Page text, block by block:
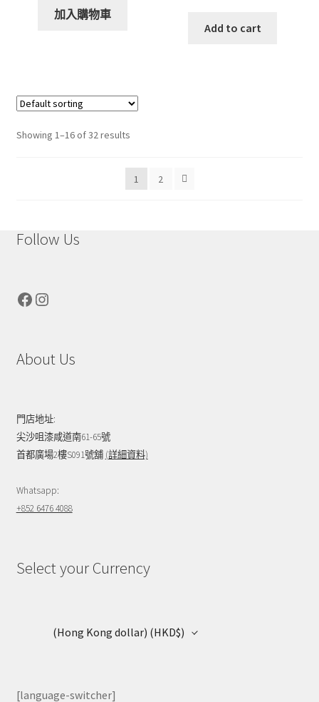
加入購物車
Add to cart
Showing 1–16 of 32 results
1 2
Follow Us
Facebook
Instagram
About Us
門店地址:
尖沙咀漆咸道南61-65號
首都廣場2樓S091號舖 (詳細資料)
Whatsapp:
+852 6476 4088
Select your Currency
(Hong Kong dollar) (HKD$)
[language-switcher]